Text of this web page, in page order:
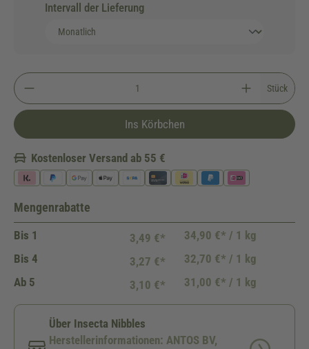
Intervall der Lieferung
Stück
Ins Körbchen
Kostenloser Versand ab 55 €
Mengenrabatte
Bis 1 3,49 €*
34,90 €* / 1 kg
Bis 4 3,27 €*
32,70 €* / 1 kg
Ab 5 3,10 €* 31,00 €* / 1 kg
Über Insecta Nibbles
Herstellerinformationen: ANTOS BV,